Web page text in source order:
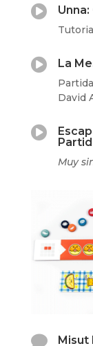

 La
David

Muy
 Misut